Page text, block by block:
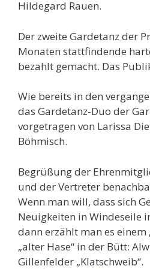
Hildegard Rauen.
Der zweite Gardetanz der
Monaten stattfindende
bezahlt gemacht. Das
Wie bereits in den
das Gardetanz-Duo der
vorgetragen von Larissa
Böhmisch.
Begrüßung der
und der Vertreter
Wenn man will, dass sich
Neuigkeiten in Windeseile
dann erzählt man es einem
„alter Hase“ in der Bütt:
Gillenfelder „Klatschweib“.